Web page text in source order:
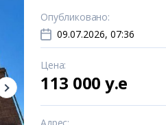
Опубликовано:
09.07.2026, 07:36
Цена:
113 000 y.e